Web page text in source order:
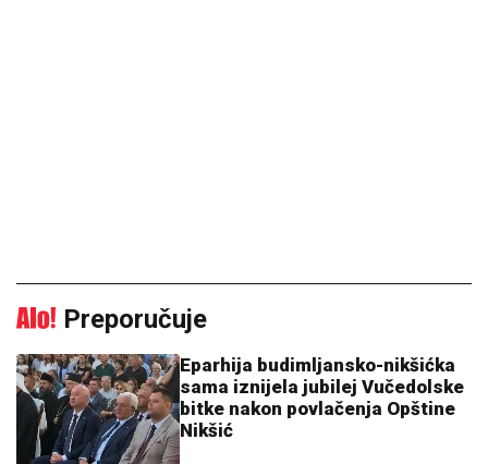
Preporučuje
Eparhija budimljansko-nikšićka
sama iznijela jubilej Vučedolske
bitke nakon povlačenja Opštine
Nikšić